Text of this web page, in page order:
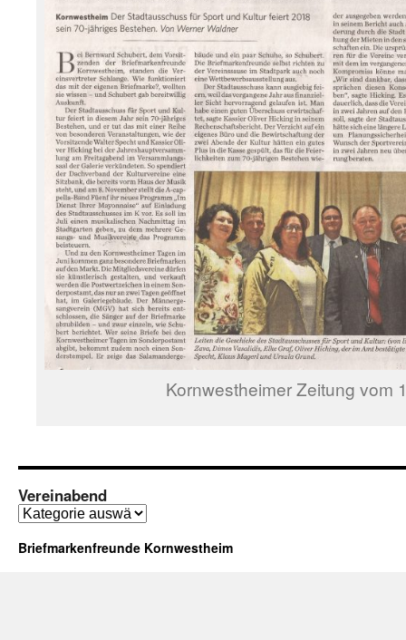
Kornwestheimer Zeitung vom
Vereinabend
Vereinabend
Briefmarkenfreunde Kornwestheim